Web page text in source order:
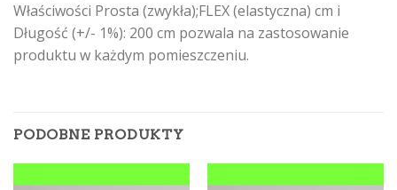
Właściwości Prosta (zwykła);FLEX (elastyczna) cm i
Długość (+/- 1%): 200 cm pozwala na zastosowanie
produktu w każdym pomieszczeniu.
PODOBNE PRODUKTY